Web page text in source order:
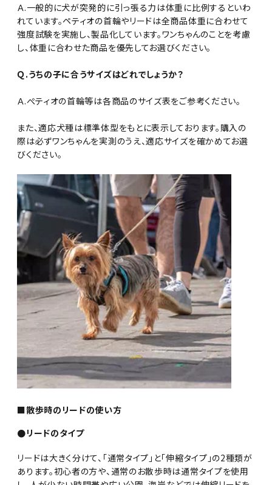
Ａ.一般的に犬が突発的に引っ張る力は体重に比例するといわ
れています。ペティオの首輪やリードは全商品体重に合わせて
強度試験を実施し、製品化しています。ワンちゃんのことを考慮
し、体重に合わせた商品を優先してお選びください。
Ｑ.うちの子に合うサイズはどれでしょうか？
Ａ.ぺティオの首輪等は各商品のサイズ表をご参考ください。
また、適応犬種は標準体型をもとに表示しております。購入の
際は必ずワンちゃんを実測のうえ、適応サイズを確かめてお選
びください。
■散歩時のリードの使い方
●リードのタイプ
リードは大きく分けて、「通常タイプ」と「伸縮タイプ」の2種類が
あります。初心者の方や、通常のお散歩時は通常タイプを使用